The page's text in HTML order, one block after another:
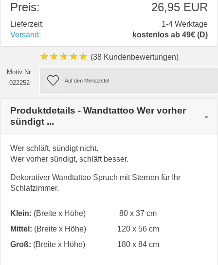
Preis: 26,95 EUR
Lieferzeit:
1-4 Werktage
Versand:
kostenlos ab 49€ (D)
★★★★★ (38 Kundenbewertungen)
Motiv Nr.
022252
Produktdetails - Wandtattoo Wer vorher
sündigt ...
Wer schläft, sündigt nicht.
Wer vorher sündigt, schläft besser.
Dekorativer Wandtattoo Spruch mit Sternen für Ihr
Schlafzimmer.
Klein: (Breite x Höhe)
80 x 37 cm
Mittel: (Breite x Höhe)
120 x 56 cm
Groß: (Breite x Höhe) 180 x 84 cm